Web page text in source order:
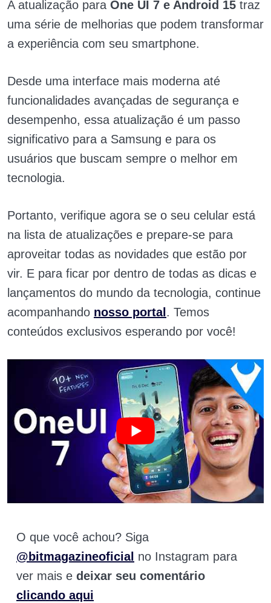
A atualização para One UI 7 e Android 15 traz
uma série de melhorias que podem transformar
a experiência com seu smartphone.
Desde uma interface mais moderna até
funcionalidades avançadas de segurança e
desempenho, essa atualização é um passo
significativo para a Samsung e para os
usuários que buscam sempre o melhor em
tecnologia.
Portanto, verifique agora se o seu celular está
na lista de atualizações e prepare-se para
aproveitar todas as novidades que estão por
vir. E para ficar por dentro de todas as dicas e
lançamentos do mundo da tecnologia, continue
acompanhando nosso portal . Temos
conteúdos exclusivos esperando por você!
O que você achou? Siga
@bitmagazineoficial no Instagram para
ver mais e deixar seu comentário
clicando aqui